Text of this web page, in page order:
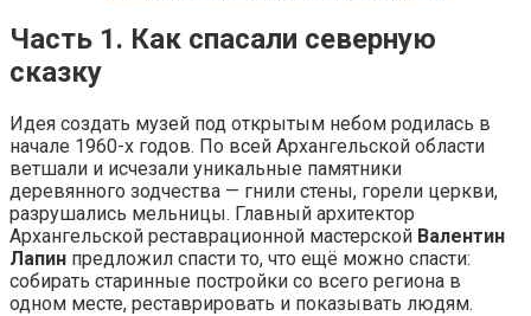
Часть 1. Как спасали северную
сказку
Идея создать музей под открытым небом родилась в
начале 1960-х годов. По всей Архангельской области
ветшали и исчезали уникальные памятники
деревянного зодчества — гнили стены, горели церкви,
разрушались мельницы. Главный архитектор
Архангельской реставрационной мастерской Валентин
Лапин предложил спасти то, что ещё можно спасти:
собирать старинные постройки со всего региона в
одном месте, реставрировать и показывать людям.